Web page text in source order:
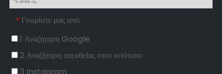
* Γνωρίστε μας από:
1 Αναζήτηση Google
2 Αναζήτηση απευθείας στον ιστότοπο